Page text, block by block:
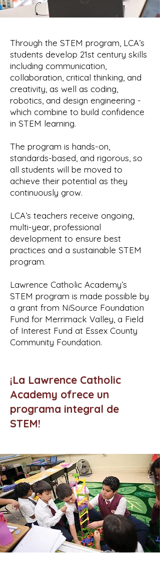
Through the STEM program, LCA’s
students develop 21st century skills
including communication,
collaboration, critical thinking, and
creativity, as well as coding,
robotics, and design engineering -
which combine to build confidence
in STEM learning.
The program is hands-on,
standards-based, and rigorous, so
all students will be moved to
achieve their potential as they
continuously grow.
LCA’s teachers receive ongoing,
multi-year, professional
development to ensure best
practices and a sustainable STEM
program.
Lawrence Catholic Academy’s
STEM program is made possible by
a grant from NiSource Foundation
Fund for Merrimack Valley, a Field
of Interest Fund at Essex County
Community Foundation.
¡La Lawrence Catholic
Academy ofrece un
programa integral de
STEM!